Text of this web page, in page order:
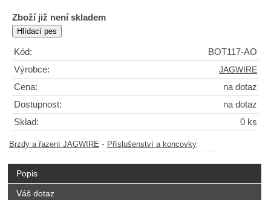
Zboží již není skladem
Kód:
BOT117-AO
Výrobce:
JAGWIRE
Cena:
na dotaz
Dostupnost:
na dotaz
Sklad:
0 ks
Brzdy a řazení JAGWIRE - Příslušenství a koncovky
Popis
Váš dotaz